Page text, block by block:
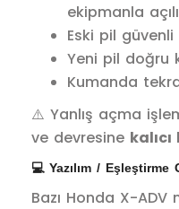
ekipmanla
Eski pil güvenli
Yeni pil doğru
Kumanda
⚠️ Yanlış açma
ve devresine
💻 Yazılım / Eşleştirme
Bazı Honda X-